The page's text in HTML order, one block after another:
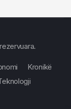
Kronikë